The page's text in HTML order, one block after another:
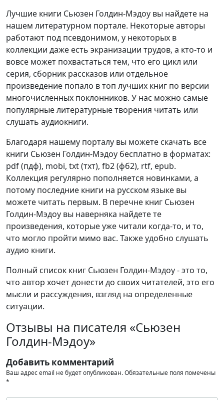
Лучшие книги Сьюзен Голдин-Мэдоу вы найдете на
нашем литературном портале. Некоторые авторы
работают под псевдонимом, у некоторых в
коллекции даже есть экранизации трудов, а кто-то и
вовсе может похвастаться тем, что его цикл или
серия, сборник рассказов или отдельное
произведение попало в топ лучших книг по версии
многочисленных поклонников. У нас можно самые
популярные литературные творения читать или
слушать аудиокниги.
Благодаря нашему порталу вы можете скачать все
книги Сьюзен Голдин-Мэдоу бесплатно в форматах:
pdf (пдф), mobi, txt (тхт), fb2 (фб2), rtf, epub.
Коллекция регулярно пополняется новинками, а
потому последние книги на русском языке вы
можете читать первым. В перечне книг Сьюзен
Голдин-Мэдоу вы наверняка найдете те
произведения, которые уже читали когда-то, и то,
что могло пройти мимо вас. Также удобно слушать
аудио книги.
Полный список книг Сьюзен Голдин-Мэдоу - это то,
что автор хочет донести до своих читателей, это его
мысли и рассуждения, взгляд на определенные
ситуации.
Отзывы на писателя «Сьюзен
Голдин-Мэдоу»
Добавить комментарий
Ваш адрес email не будет опубликован.Обязательные поля помечены
*